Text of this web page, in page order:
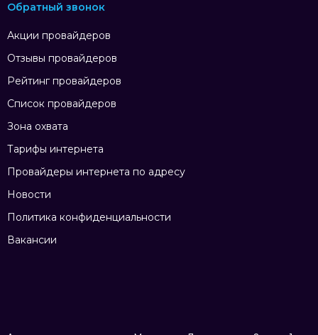
Акции провайдеров
Отзывы провайдеров
Рейтинг провайдеров
Список провайдеров
Зона охвата
Тарифы интернета
Провайдеры интернета по адресу
Новости
Политика конфиденциальности
Вакансии
Обратный звонок